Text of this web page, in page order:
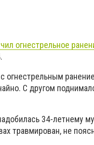
огнестрельное
огнестрельным
С другом
34-летнему
травмирован, не